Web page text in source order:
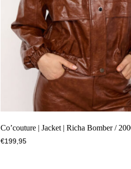
Co’couture | Jacket | Richa Bomber /
€199,95